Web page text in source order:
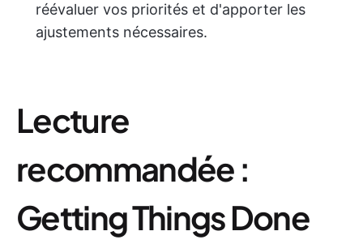
réévaluer vos priorités et d'apporter les
ajustements nécessaires.
Lecture
recommandée :
Getting Things Done